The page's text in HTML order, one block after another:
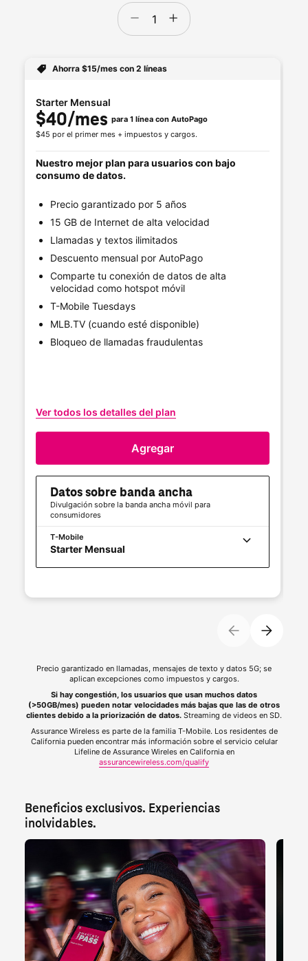
Ahorra $15/mes con 2 líneas
Starter Mensual
$40/mes para 1 línea con AutoPago
$45 por el primer mes + impuestos y cargos.
Nuestro mejor plan para usuarios con bajo
consumo de datos.
Precio garantizado por 5 años
15 GB de Internet de alta velocidad
Llamadas y textos ilimitados
Descuento mensual por AutoPago
Comparte tu conexión de datos de alta
velocidad como hotspot móvil
T-Mobile Tuesdays
MLB.TV (cuando esté disponible)
Bloqueo de llamadas fraudulentas
Ver todos los detalles del plan
Agregar
Datos sobre banda ancha
Divulgación sobre la banda ancha móvil para
consumidores
T-Mobile
Starter Mensual
Precio garantizado en llamadas, mensajes de texto y datos 5G; se
aplican excepciones como impuestos y cargos.
Si hay congestión, los usuarios que usan muchos datos
(>50GB/mes) pueden notar velocidades más bajas que las de otros
clientes debido a la priorización de datos. Streaming de videos en SD.
Assurance Wireless es parte de la familia T-Mobile. Los residentes de
California pueden encontrar más información sobre el servicio celular
Lifeline de Assurance Wireles en California en
assurancewireless.com/qualify
Beneficios exclusivos. Experiencias
inolvidables.